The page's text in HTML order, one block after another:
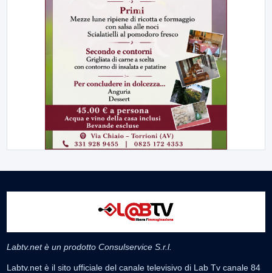
Labtv.net è un prodotto Consulservice S.r.l.
Labtv.net è il sito ufficiale del canale televisivo di Lab Tv canale 84